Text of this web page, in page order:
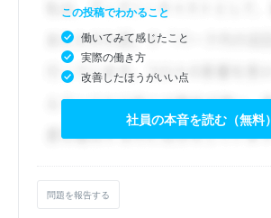
この投稿でわかること
働いてみて感じたこと
実際の働き方
改善したほうがいい点
社員の本音を読む（無料）
問題を報告する